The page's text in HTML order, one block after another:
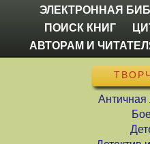
ЭЛЕКТРОННАЯ
ПОИСК КНИГ
АВТОРАМ И
Античная